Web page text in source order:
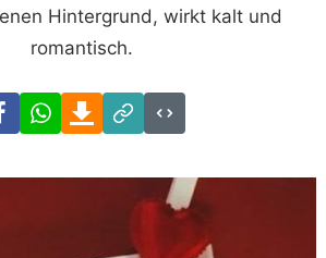
Hintergrund, wirkt kalt und
romantisch.
FacebookWhatsAppDownload
Link
Code